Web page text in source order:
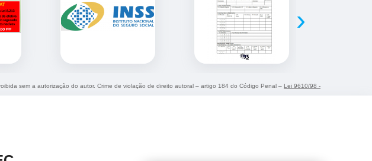
›
sem a autorização do autor. Crime de violação de direito autoral – artigo 184 do Código Penal – Lei 9610/98 -